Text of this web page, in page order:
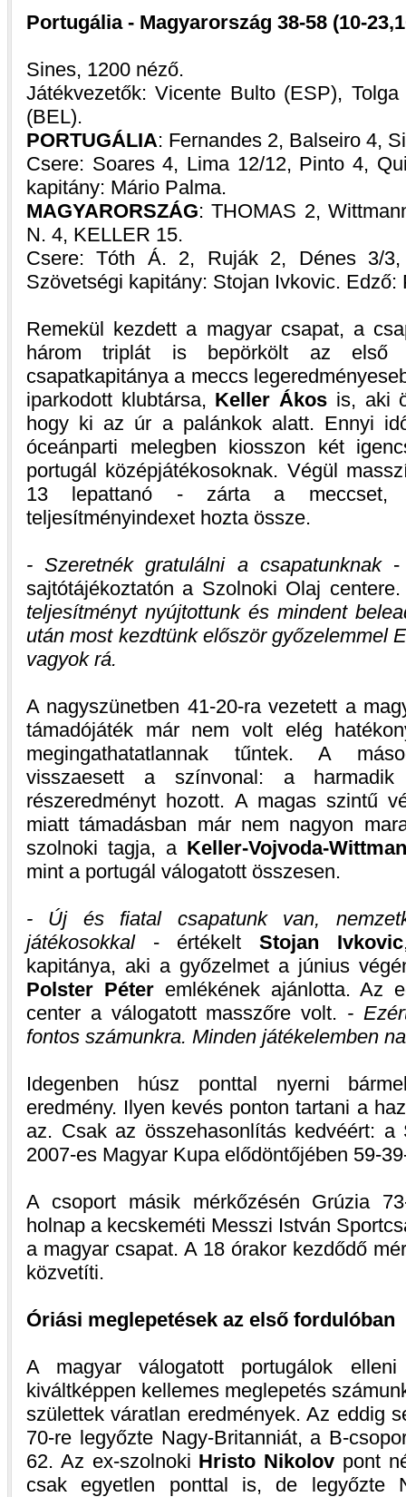
Portugália - Magyarország 38-58 (10-
Sines, 1200 néző.
Játékvezetők: Vicente Bulto (ESP),
(BEL).
PORTUGÁLIA: Fernandes 2, Balseiro 4,
Csere: Soares 4, Lima 12/12, Pinto 4,
kapitány: Mário Palma.
MAGYARORSZÁG: THOMAS 2,
N. 4, KELLER 15.
Csere: Tóth Á. 2, Ruják 2, Dénes 3/
Szövetségi kapitány: Stojan Ivkovic. Edző:
Remekül kezdett a magyar csapat, a
három triplát is bepörkölt az első
csapatkapitánya a meccs
iparkodott klubtársa, Keller Ákos is, aki
hogy ki az úr a palánkok alatt. Ennyi
óceánparti melegben kiosszon két
portugál középjátékosoknak. Végül
13 lepattanó - zárta a meccset,
teljesítményindexet hozta össze.
- Szeretnék gratulálni a csapatunknak-
sajtótájékoztatón a Szolnoki Olaj
teljesítményt nyújtottunk és mindent
után most kezdtünk először győzelemmel
vagyok rá.
A nagyszünetben 41-20-ra vezetett a
támadójáték már nem volt elég
megingathatatlannak tűntek. A
visszaesett a színvonal: a
részeredményt hozott. A magas szintű
miatt támadásban már nem nagyon
szolnoki tagja, a Keller-Vojvoda-
mint a portugál válogatott összesen.
- Új és fiatal csapatunk van,
játékosokkal- értékeltStojan Ivkovic
kapitánya, aki a győzelmet a június
Polster Péteremlékének ajánlotta. Az
center a válogatott masszőre volt. -
fontos számunkra. Minden játékelemben
Idegenben húsz ponttal nyerni
eredmény. Ilyen kevés ponton tartani a
az. Csak az összehasonlítás kedvéért:
2007-es Magyar Kupa elődöntőjében 59-
A csoport másik mérkőzésén Grúzia
holnap a kecskeméti Messzi István
a magyar csapat. A 18 órakor kezdődő
közvetíti.
Óriási meglepetések az első fordulóban
A magyar válogatott portugálok
kiváltképpen kellemes meglepetés
születtek váratlan eredmények. Az eddig
70-re legyőzte Nagy-Britanniát, a B-
62. Az ex-szolnoki Hristo Nikolov pont
csak egyetlen ponttal is, de legyőzte